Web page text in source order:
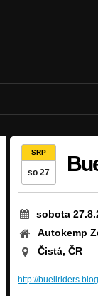
SRP
so 27
sobota
Autokemp
Čistá, ČR
http://